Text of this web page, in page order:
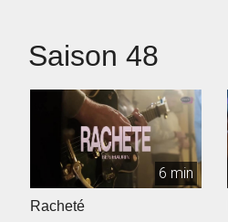
Saison 48
6 min
Racheté